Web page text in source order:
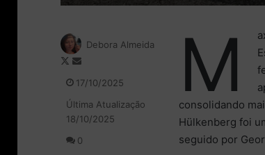
M
consolidando
Hülkenberg foi
seguido por
Debora Almeida
F
l
o
n
d
e
17/10/2025
Última Atualização
18/10/2025
0